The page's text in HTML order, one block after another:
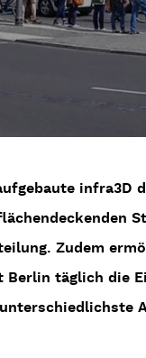
infra3D
Zudem
Berlin täglich die